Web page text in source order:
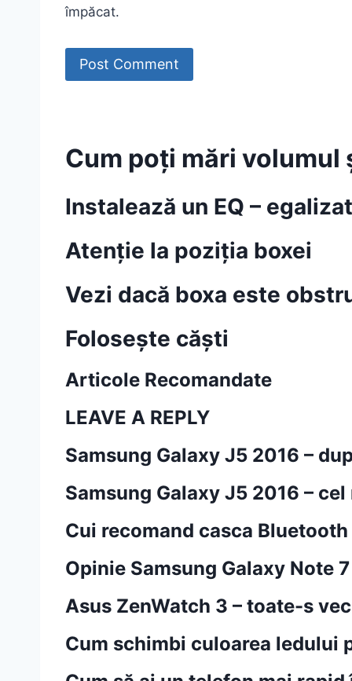
împăcat.
Cum poți mări
Instalează un EQ –
Atenție la poziția boxei
Vezi dacă boxa este
Folosește căști
Articole Recomandate
LEAVE A REPLY
Samsung Galaxy J5 2016 –
Samsung Galaxy J5 2016 –
Cui recomand casca
Opinie Samsung Galaxy Note 7
Asus ZenWatch 3 – toate-s
Cum schimbi culoarea ledului